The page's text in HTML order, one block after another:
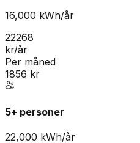
16,000 kWh/år
22268
kr/år
Per måned
1856 kr
5+ personer
22,000 kWh/år